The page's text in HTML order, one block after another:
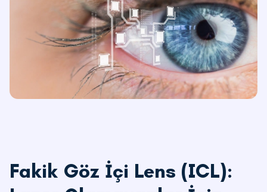
Fakik Göz İçi Lens (ICL):